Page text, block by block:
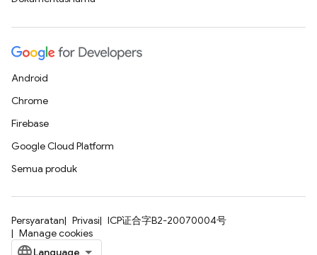
Android
Chrome
Firebase
Google Cloud Platform
Semua produk
Persyaratan Privasi
ICP证合字B2-20070004号
Manage cookies